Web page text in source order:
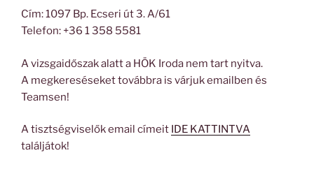
Cím: 1097 Bp. Ecseri út 3. A/61
Telefon: +36 1 358 5581
A vizsgaidőszak alatt a HÖK Iroda nem tart nyitva.
A megkereséseket továbbra is várjuk emailben és
Teamsen!
A tisztségviselők email címeit IDE KATTINTVA
találjátok!